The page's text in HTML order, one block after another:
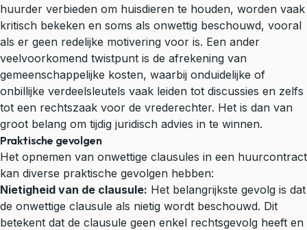
huurder verbieden om huisdieren te houden, worden vaak
kritisch bekeken en soms als onwettig beschouwd, vooral
als er geen redelijke motivering voor is. Een ander
veelvoorkomend twistpunt is de afrekening van
gemeenschappelijke kosten, waarbij onduidelijke of
onbillijke verdeelsleutels vaak leiden tot discussies en zelfs
tot een rechtszaak voor de vrederechter. Het is dan van
groot belang om tijdig juridisch advies in te winnen.
Praktische gevolgen
Het opnemen van onwettige clausules in een huurcontract
kan diverse praktische gevolgen hebben:
Nietigheid van de clausule: Het belangrijkste gevolg is dat
de onwettige clausule als nietig wordt beschouwd. Dit
betekent dat de clausule geen enkel rechtsgevolg heeft en